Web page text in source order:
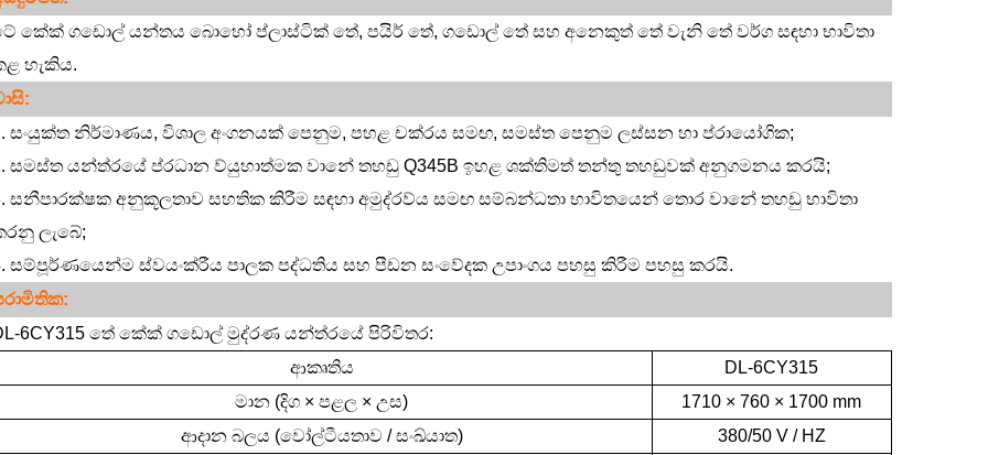
කේක් ගඩොල් යන්තය බොහෝ ප්ලාස්ටික් තේ, පයිර් තේ, ගඩොල් තේ සහ අනෙකුත් තේ වැනි තේ වර්ග සඳහා භාවිතා
හැකිය.
සංයුක්ත නිර්මාණය, විශාල අංගනයක් පෙනුම, පහළ චක්රය සමඟ, සමස්ත පෙනුම ලස්සන හා ප්රායෝගික;
සමස්ත යන්ත්රයේ ප්රධාන ව්යුහාත්මක වානේ තහඩු Q345B ඉහළ ශක්තිමත් තන්තු තහඩුවක් අනුගමනය කරයි;
සනීපාරක්ෂක අනුකූලතාව සහතික කිරීම සඳහා අමුද්රව්ය සමඟ සම්බන්ධතා භාවිතයෙන් තොර වානේ තහඩු භාවිතා
ලැබේ;
සම්පූර්ණයෙන්ම ස්වයංක්රීය පාලක පද්ධතිය සහ පීඩන සංවේදක උපාංගය පහසු කිරීම පහසු කරයි.
6CY315 තේ කේක් ගඩොල් මුද්රණ යන්ත්රයේ පිරිවිතර:
ආකෘතිය
DL-6CY315
මාන (දිග × පළල × උස) 1710 × 760 × 1700 mm
ආදාන බලය (වෝල්ටීයතාව / සංඛ්යාත) 380/50 V / HZ